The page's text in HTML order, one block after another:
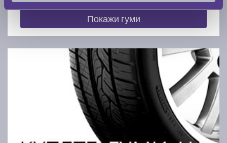
Покажи гуми